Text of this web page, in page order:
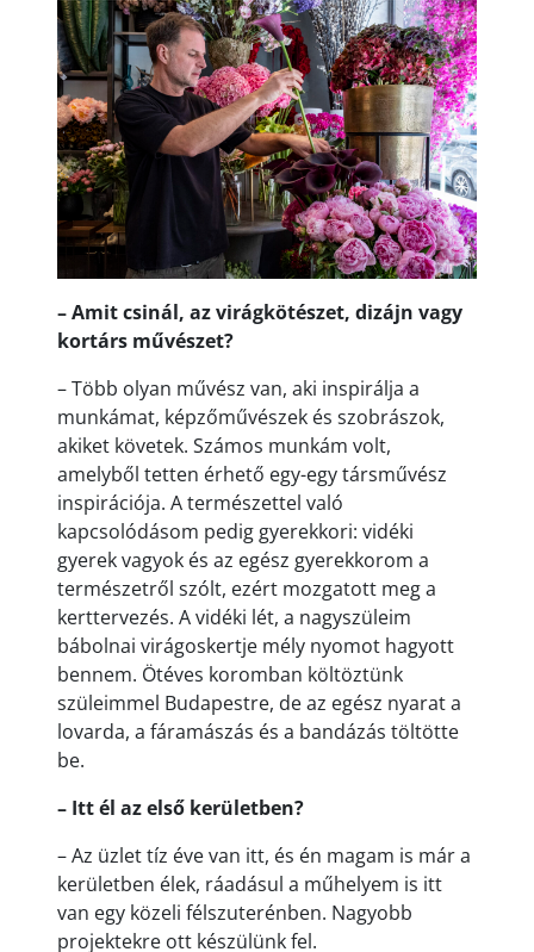
– Amit csinál, az virágkötészet, dizájn vagy
kortárs művészet?
– Több olyan művész van, aki inspirálja a
munkámat, képzőművészek és szobrászok,
akiket követek. Számos munkám volt,
amelyből tetten érhető egy-egy társművész
inspirációja. A természettel való
kapcsolódásom pedig gyerekkori: vidéki
gyerek vagyok és az egész gyerekkorom a
természetről szólt, ezért mozgatott meg a
kerttervezés. A vidéki lét, a nagyszüleim
bábolnai virágoskertje mély nyomot hagyott
bennem. Ötéves koromban költöztünk
szüleimmel Budapestre, de az egész nyarat a
lovarda, a fáramászás és a bandázás töltötte
be.
– Itt él az első kerületben?
– Az üzlet tíz éve van itt, és én magam is már a
kerületben élek, ráadásul a műhelyem is itt
van egy közeli félszuterénben. Nagyobb
projektekre ott készülünk fel.